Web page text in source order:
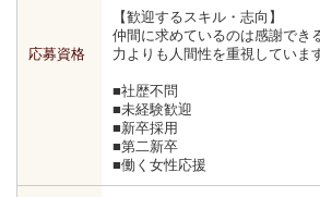
応募資格
【歓迎するスキル・志向】
仲間に求めているのは感謝でき
力よりも人間性を重視していま
■社歴不問
■未経験歓迎
■新卒採用
■第二新卒
■働く女性応援